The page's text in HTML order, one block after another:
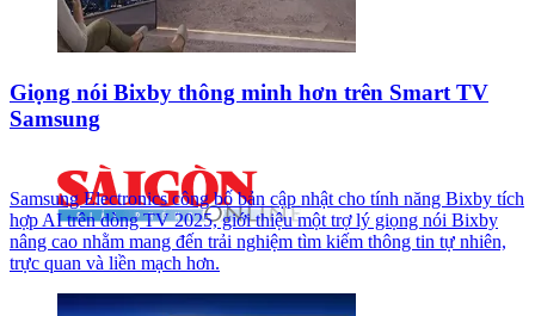
Giọng nói Bixby thông minh hơn trên Smart TV
Samsung
Samsung Electronics công bố bản cập nhật cho tính năng Bixby tích
hợp AI trên dòng TV 2025, giới thiệu một trợ lý giọng nói Bixby
nâng cao nhằm mang đến trải nghiệm tìm kiếm thông tin tự nhiên,
trực quan và liền mạch hơn.